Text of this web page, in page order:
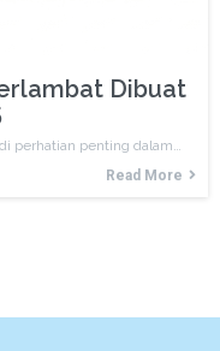
Dibuat
perhatian penting dalam…
Read More